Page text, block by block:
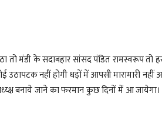
मंडी के सदाबहार सांसद पंडित रामस्वरूप तो
नहीं होगी धड़ों में आपसी मारामारी
बनाये जाने का फरमान कुछ दिनों में आ